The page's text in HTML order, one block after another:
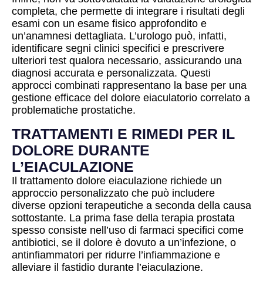
completa, che permette di integrare i risultati degli
esami con un esame fisico approfondito e
un’anamnesi dettagliata. L’urologo può, infatti,
identificare segni clinici specifici e prescrivere
ulteriori test qualora necessario, assicurando una
diagnosi accurata e personalizzata. Questi
approcci combinati rappresentano la base per una
gestione efficace del dolore eiaculatorio correlato a
problematiche prostatiche.
TRATTAMENTI E RIMEDI PER IL
DOLORE DURANTE
L’EIACULAZIONE
Il trattamento dolore eiaculazione richiede un
approccio personalizzato che può includere
diverse opzioni terapeutiche a seconda della causa
sottostante. La prima fase della terapia prostata
spesso consiste nell’uso di farmaci specifici come
antibiotici, se il dolore è dovuto a un’infezione, o
antinfiammatori per ridurre l’infiammazione e
alleviare il fastidio durante l’eiaculazione.